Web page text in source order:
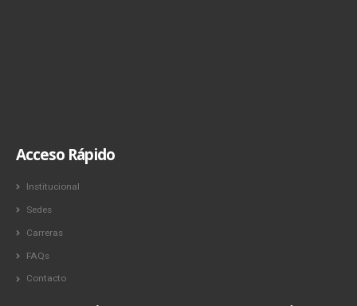
Acceso Rápido
Institucional
Sedes
Carreras
FAQs
Contacto